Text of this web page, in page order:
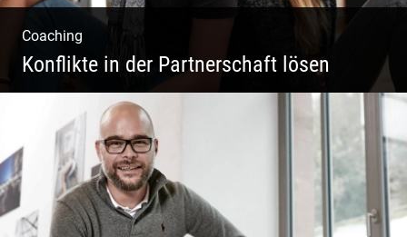
Coaching
Konflikte in der Partnerschaft lösen
Paar Coaching – Der Weg in die Leichtigkeit
und Harmonie